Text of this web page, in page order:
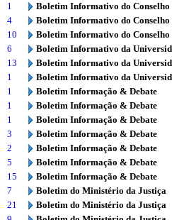
1
Boletim Informativo do Conselho
4
Boletim Informativo do Conselho
10
Boletim Informativo do Conselho
6
Boletim Informativo da
13
Boletim Informativo da
1
Boletim Informativo da
1
Boletim Informação & Debate
1
Boletim Informação & Debate
1
Boletim Informação & Debate
3
Boletim Informação & Debate
2
Boletim Informação & Debate
5
Boletim Informação & Debate
15
Boletim Informação & Debate
7
Boletim do Ministério da Justiça
21
Boletim do Ministério da Justiça